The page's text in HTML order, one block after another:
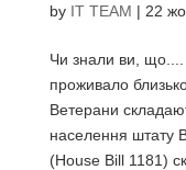
by IT TEAM | 22
Чи знали ви, що....
проживало
Ветерани
населення штату
(House Bill 1181)